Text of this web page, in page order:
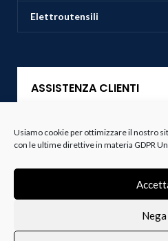
Usiamo cookie per ottimizzare il nostro
con le ultime direttive in materia GDPR
Nega
Elettroutensili
ASSISTENZA CLIENTI